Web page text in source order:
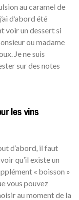
au caramel de
d’abord été
voir un dessert si
ou madame
Je ne suis
sur des notes
les vins
d’abord, il faut
qu’il existe un
« boisson »
vous pouvez
au moment de la